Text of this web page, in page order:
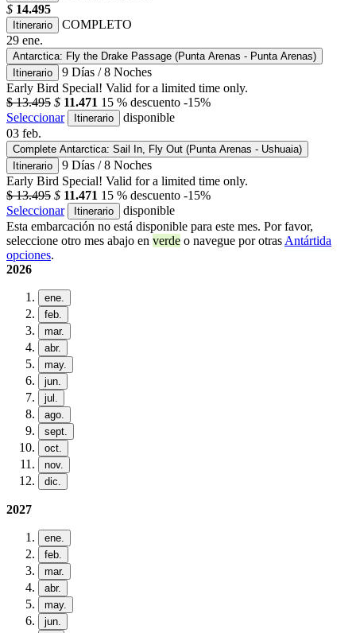
$ 14.495
Itinerario
COMPLETO
29 ene.
Antarctica: Fly the Drake Passage (Punta Arenas - Punta Arenas)
Itinerario
9 Días / 8 Noches
Early Bird Special! Valid for a limited time only.
$ 13.495 $ 11.471 15 % descuento -15%
Seleccionar
Itinerario
disponible
03 feb.
Complete Antarctica: Sail In, Fly Out (Punta Arenas - Ushuaia)
Itinerario
9 Días / 8 Noches
Early Bird Special! Valid for a limited time only.
$ 13.495 $ 11.471 15 % descuento -15%
Seleccionar
Itinerario
disponible
Esta embarcación no está disponible para este mes. Por favor,
seleccione otro mes abajo en verde o navegue por otras Antártida
opciones.
2026
ene.
feb.
mar.
abr.
may.
jun.
jul.
ago.
sept.
oct.
nov.
dic.
2027
ene.
feb.
mar.
abr.
may.
jun.